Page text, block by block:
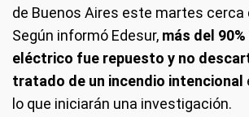
de Buenos Aires este martes cerca
Según informó Edesur, más del
eléctrico fue repuesto y no
tratado de un incendio intencional
lo que iniciarán una investigación.